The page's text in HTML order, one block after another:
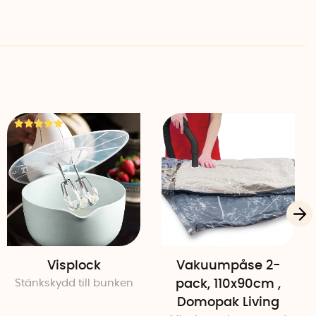
transparent baksida
Visplock
Stänkskydd till bunken
Vakuumpåse 2-
pack, 110x90cm ,
Domopak Living